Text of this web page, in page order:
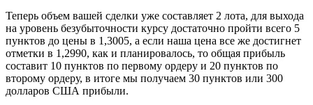
Теперь объем вашей сделки уже составляет 2 лота, для выхода
на уровень безубыточности курсу достаточно пройти всего 5
пунктов до цены в 1,3005, а если наша цена все же достигнет
отметки в 1,2990, как и планировалось, то общая прибыль
составит 10 пунктов по первому ордеру и 20 пунктов по
второму ордеру, в итоге мы получаем 30 пунктов или 300
долларов США прибыли.